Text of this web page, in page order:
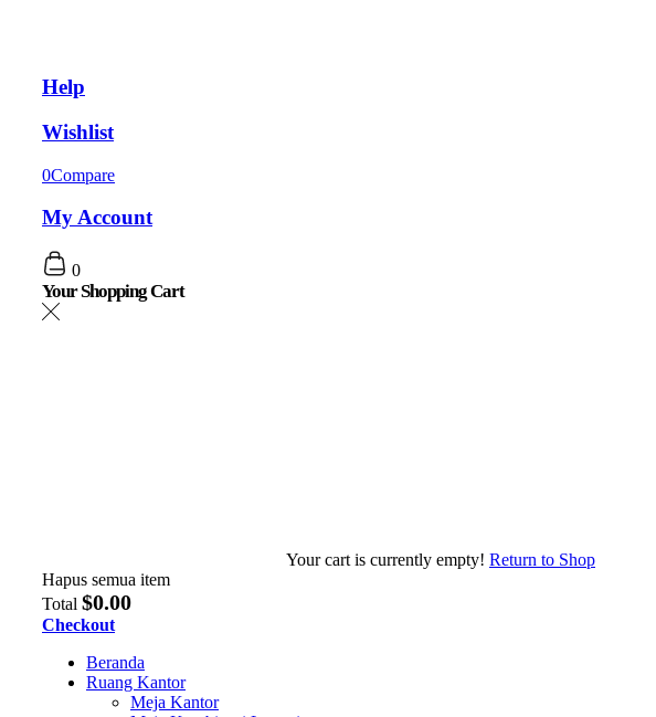
Help
Wishlist
0Compare
My Account
0
Your Shopping Cart
Your cart is currently empty! Return to Shop
Hapus semua item
Total $0.00
Checkout
Beranda
Ruang Kantor
Meja Kantor